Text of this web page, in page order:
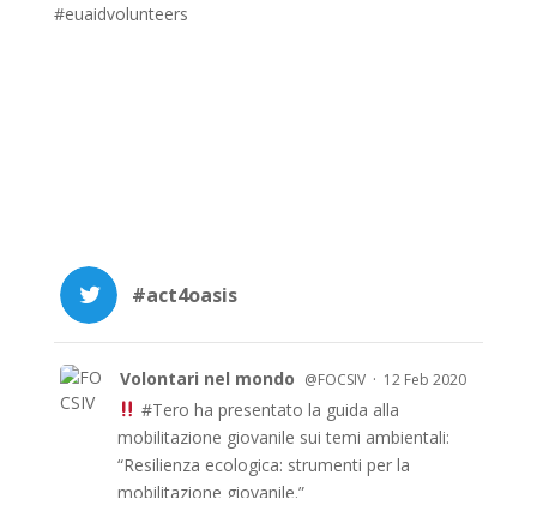
#euaidvolunteers
#act4oasis
Volontari nel mondo @FOCSIV · 12 Feb 2020
#Tero ha presentato la guida alla
mobilitazione giovanile sui temi ambientali:
“Resilienza ecologica: strumenti per la
mobilitazione giovanile.”